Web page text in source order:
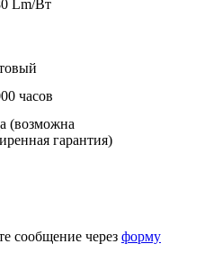
Lm/Вт
часов
(возможна
гарантия)
сообщение через форму